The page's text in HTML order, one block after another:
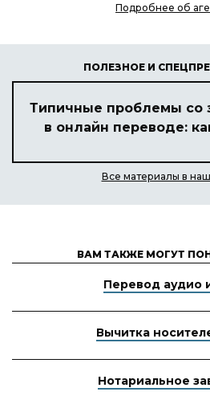
Подробнее об
ПОЛЕЗНОЕ И
Типичные проблемы со
в онлайн переводе:
Все материалы в
ВАМ ТАКЖЕ МОГУТ
Перевод аудио
Вычитка
Нотариальное